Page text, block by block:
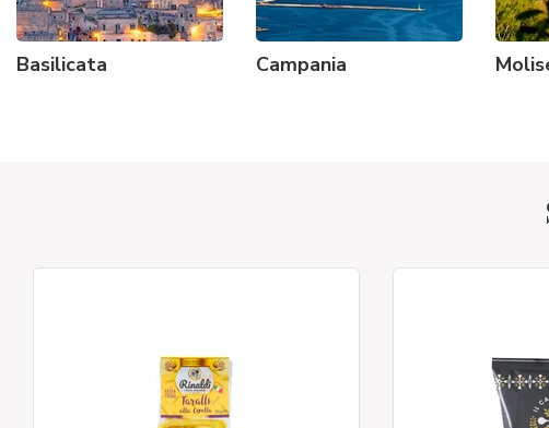
Basilicata Campania